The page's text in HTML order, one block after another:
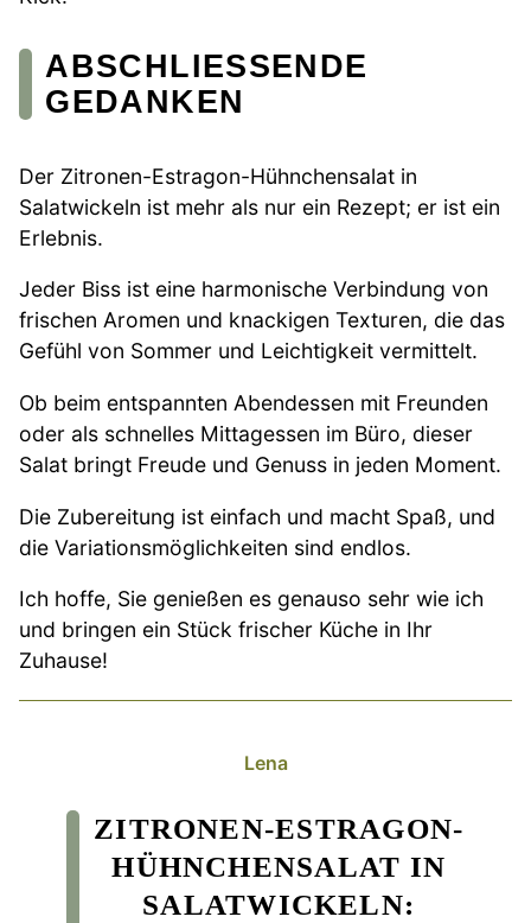
ABSCHLIESSENDE G
EDANKEN
Der Zitronen-Estragon-Hühnchensalat in
Salatwickeln ist mehr als nur ein Rezept; er ist ein
Erlebnis.
Jeder Biss ist eine harmonische Verbindung von
frischen Aromen und knackigen Texturen, die das
Gefühl von Sommer und Leichtigkeit vermittelt.
Ob beim entspannten Abendessen mit Freunden
oder als schnelles Mittagessen im Büro, dieser
Salat bringt Freude und Genuss in jeden Moment.
Die Zubereitung ist einfach und macht Spaß, und
die Variationsmöglichkeiten sind endlos.
Ich hoffe, Sie genießen es genauso sehr wie ich
und bringen ein Stück frischer Küche in Ihr
Zuhause!
Lena
ZITRONEN-ESTRAGON-
HÜHNCHENSALAT IN
SALATWICKELN: